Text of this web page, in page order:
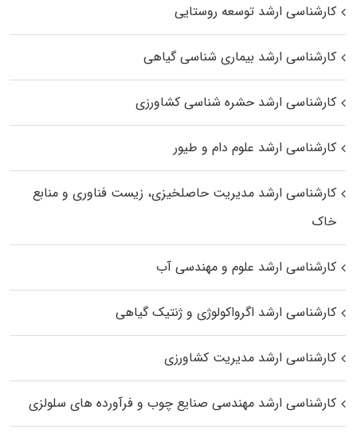
کارشناسی ارشد توسعه روستایی
کارشناسی ارشد بیماری‌ شناسی گیاهی
کارشناسی ارشد حشره‌ شناسی کشاورزی
کارشناسی ارشد علوم دام و طیور
کارشناسی ارشد مدیریت حاصلخیزی، زیست فناوری و منابع
خاک
کارشناسی ارشد علوم و مهندسی آب
کارشناسی ارشد اگرواکولوژی و ژنتیک گیاهی
کارشناسی ارشد مدیریت کشاورزی
کارشناسی ارشد مهندسی صنایع چوب و فرآورده‌ های سلولزی